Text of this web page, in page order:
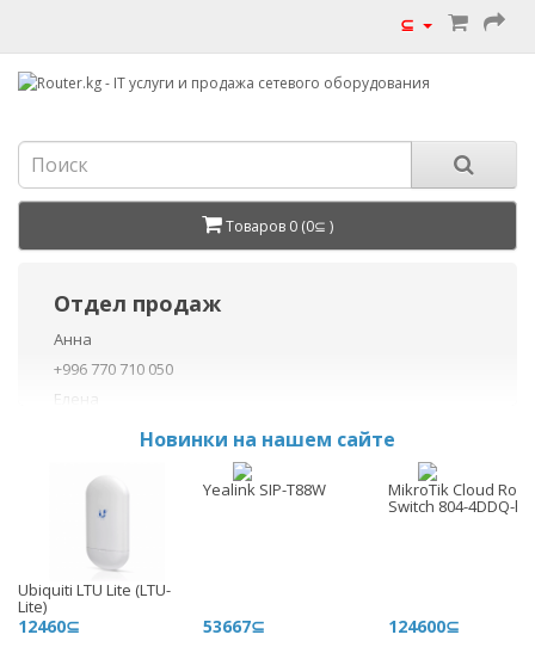
⊆
Товаров 0 (0⊆ )
График работы
Пн-пт - 9.00-18.00
Отдел продаж
Анна
+996 770 710 050
Елена
+996 770 710 040
Данил
+996 775 710 060
Новинки на нашем сайте
Ubiquiti LTU Lite (LTU-
Lite)
12460⊆
Yealink SIP-T88W
53667⊆
MikroTik Cloud
Switch 804-4DDQ-
124600⊆